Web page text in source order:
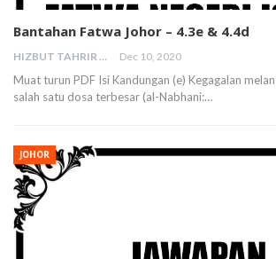
Bantahan Fatwa Johor – 4.3e & 4.4d
HIZBUT TAHRIR MALAYSIA Dec 10, 2020
Muat turun PDF Isi Kandungan (e) Kegagalan
salah satu dosa terbesar (al-Nabhani:…
JOHOR